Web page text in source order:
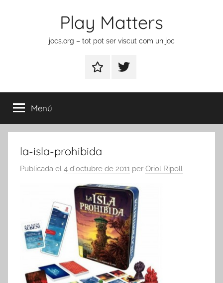
Play Matters
jocs.org – tot pot ser viscut com un joc
ContactarElement
menú
Menú
la-isla-prohibida
Publicada el 4 d'octubre de 2011 per Oriol Ripoll